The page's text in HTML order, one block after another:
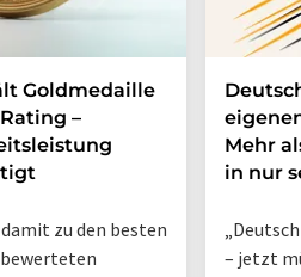
Goldmedaille
–
zu den besten
Mehr
in nur
– jetzt